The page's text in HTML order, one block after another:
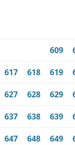
609
617 618 619
627 628 629
637 638 639
647 648 649